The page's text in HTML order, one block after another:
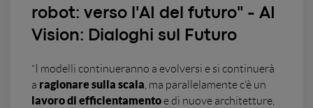
robot: verso l'AI del futuro" - AI
Vision: Dialoghi sul Futuro
“I modelli continueranno a evolversi e si continuerà
a ragionare sulla scala, ma parallelamente c’è un
lavoro di efficientamentoe di nuove architetture,